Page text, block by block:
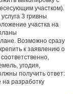
участком).
3 гривны
участка на
Возможно сразу
к заявлению о
угодия,
получить ответ:
разработку